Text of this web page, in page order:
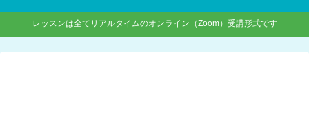
レッスンは全てリアルタイムのオンライン（Zoom）受講形式です